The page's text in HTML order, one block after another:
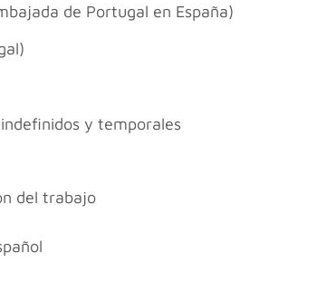
de Portugal en España)
y temporales
del trabajo